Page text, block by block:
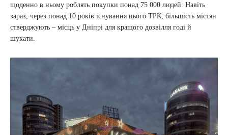
щоденно в ньому роблять покупки понад 75 000 людей. Навіть
зараз, через понад 10 років існування цього ТРК, більшість містян
стверджують – місць у Дніпрі для кращого дозвілля годі й
шукати.